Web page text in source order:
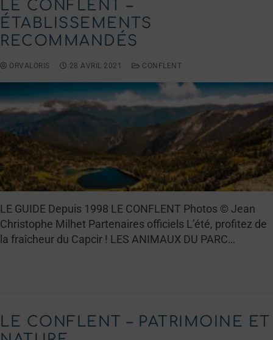
LE CONFLENT –
ÉTABLISSEMENTS
RECOMMANDÉS
ORVALORIS 28 AVRIL 2021 CONFLENT
LE GUIDE Depuis 1998 LE CONFLENT Photos © Jean
Christophe Milhet Partenaires officiels L’été, profitez de
la fraîcheur du Capcir ! LES ANIMAUX DU PARC…
LE CONFLENT – PATRIMOINE ET